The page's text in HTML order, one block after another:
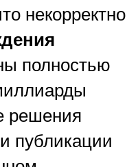
некорректно
полностью
решения
публикации